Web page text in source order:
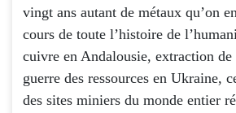
vingt ans autant de métaux qu’on
cours de toute l’histoire de
cuivre en Andalousie, extraction
guerre des ressources en Ukraine,
des sites miniers du monde entier